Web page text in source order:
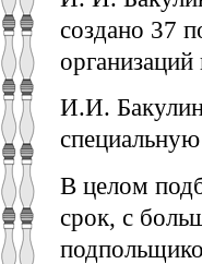
создано 37
И.И.
В целом
срок, с